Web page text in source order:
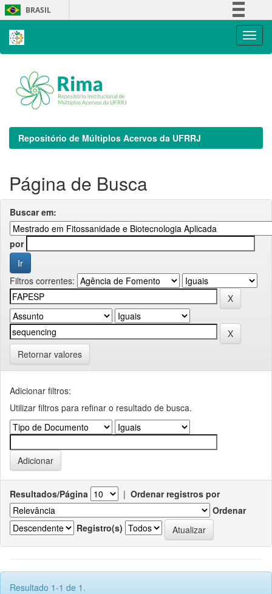
Skip
navigation
BRASIL
Repositório de Múltiplos Acervos da UFRRJ
Página de Busca
Buscar em:
por
Filtros correntes:
Retornar valores
Adicionar filtros:
Utilizar filtros para refinar o resultado de busca.
Resultados/Página | Ordenar registros por
Ordenar
Registro(s)
Resultado 1-1 de 1.